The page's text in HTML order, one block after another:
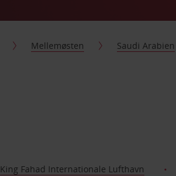
Mellemøsten Saudi Arabien
King Fahad Internationale Lufthavn